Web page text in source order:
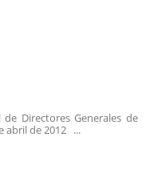
Directores Generales de
abril de 2012 ...